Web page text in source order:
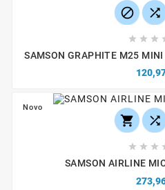
 
  
SAMSON GRAPHITE M25
Novo
 
  
SAMSON AIRLINE